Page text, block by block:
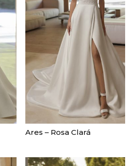
Ares – Rosa Clará